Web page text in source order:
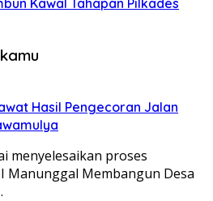
Kawal Tahapan Pilkades
Hasil Pengecoran Jalan
menyelesaikan proses
Manunggal Membangun Desa